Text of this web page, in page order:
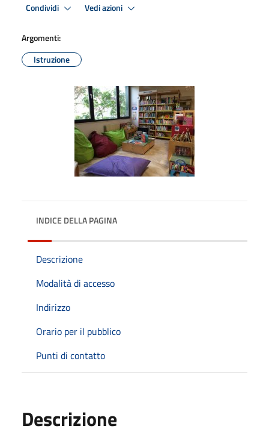
Condividi Vedi azioni
Argomenti:
Istruzione
INDICE DELLA PAGINA
Descrizione
Modalità di accesso
Indirizzo
Orario per il pubblico
Punti di contatto
Descrizione